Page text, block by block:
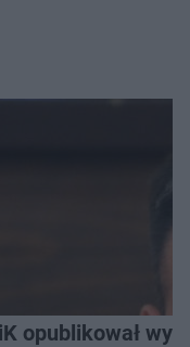
opublikował